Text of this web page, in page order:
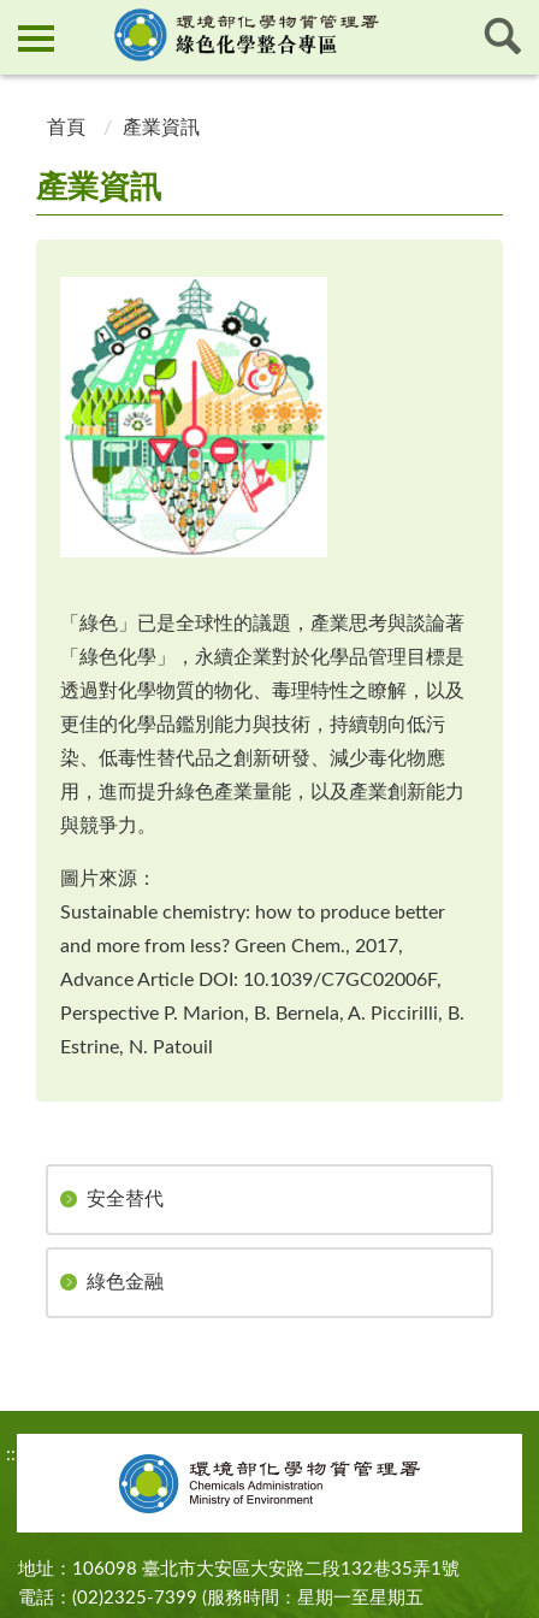
首頁 產業資訊
產業資訊
「綠色」已是全球性的議題，產業思考與談論著
「綠色化學」，永續企業對於化學品管理目標是
透過對化學物質的物化、毒理特性之瞭解，以及
更佳的化學品鑑別能力與技術，持續朝向低污
染、低毒性替代品之創新研發、減少毒化物應
用，進而提升綠色產業量能，以及產業創新能力
與競爭力。
圖片來源：
Sustainable chemistry: how to produce better
and more from less? Green Chem., 2017,
Advance Article DOI: 10.1039/C7GC02006F,
Perspective P. Marion, B. Bernela, A. Piccirilli, B.
Estrine, N. Patouil
安全替代
綠色金融
:::
地址：106098 臺北市大安區大安路二段132巷35弄1號
電話：(02)2325-7399 (服務時間：星期一至星期五